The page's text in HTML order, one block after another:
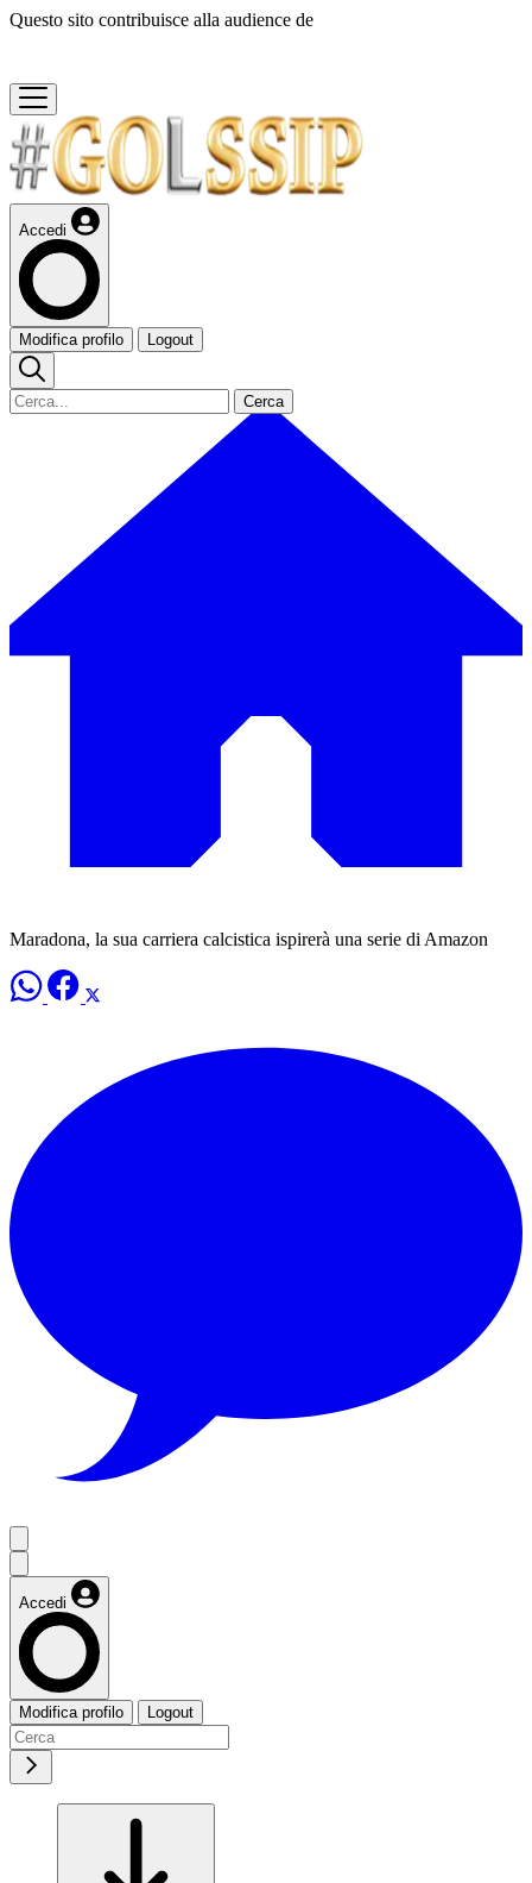
Questo sito contribuisce alla audience de
Accedi
Modifica profilo Logout
Cerca
Maradona, la sua carriera calcistica ispirerà una serie di Amazon
Accedi
Modifica profilo Logout